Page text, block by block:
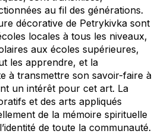
au fil des générations.
décorative de Petrykivka sont
locales à tous les niveaux,
aux écoles supérieures,
les apprendre, et la
à transmettre son savoir-faire à
un intérêt pour cet art. La
et des arts appliqués
de la mémoire spirituelle
de toute la communauté.